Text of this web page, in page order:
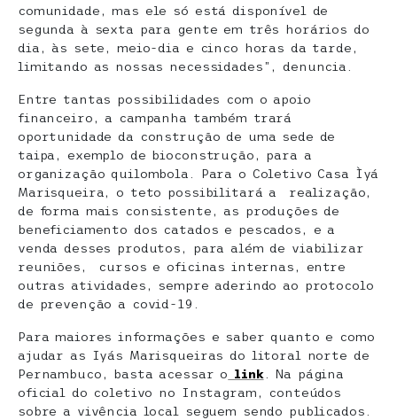
comunidade, mas ele só está disponível de
segunda à sexta para gente em três horários do
dia, às sete, meio-dia e cinco horas da tarde,
limitando as nossas necessidades”, denuncia.
Entre tantas possibilidades com o apoio
financeiro, a campanha também trará
oportunidade da construção de uma sede de
taipa, exemplo de bioconstrução, para a
organização quilombola. Para o Coletivo Casa Ìyá
Marisqueira, o teto possibilitará a realização,
de forma mais consistente, as produções de
beneficiamento dos catados e pescados, e a
venda desses produtos, para além de viabilizar
reuniões, cursos e oficinas internas, entre
outras atividades, sempre aderindo ao protocolo
de prevenção a covid-19.
Para maiores informações e saber quanto e como
ajudar as Iyás Marisqueiras do litoral norte de
Pernambuco, basta acessar o link. Na página
oficial do coletivo no Instagram, conteúdos
sobre a vivência local seguem sendo publicados.